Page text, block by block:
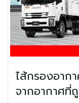
ไส้กรองอาก
จากอากาศที่